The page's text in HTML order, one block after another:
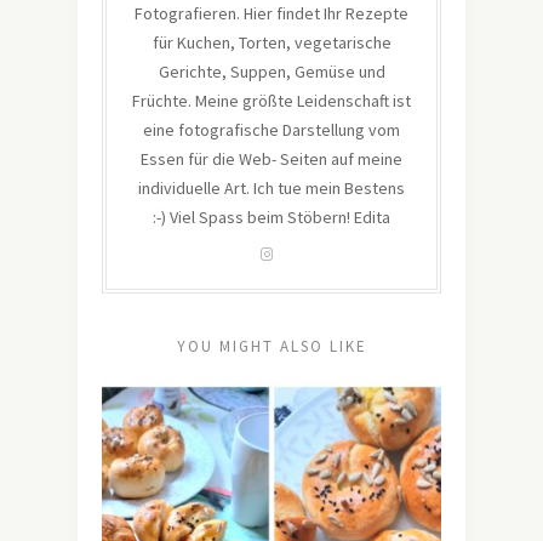
Fotografieren. Hier findet Ihr Rezepte
für Kuchen, Torten, vegetarische
Gerichte, Suppen, Gemüse und
Früchte. Meine größte Leidenschaft ist
eine fotografische Darstellung vom
Essen für die Web- Seiten auf meine
individuelle Art. Ich tue mein Bestens
:-) Viel Spass beim Stöbern! Edita
YOU MIGHT ALSO LIKE